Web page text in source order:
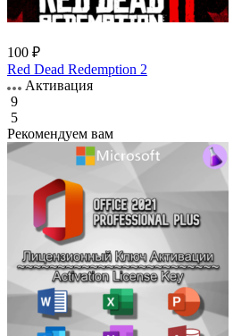
100 ₽
Red Dead Redemption 2
Активация
9
5
Рекомендуем вам